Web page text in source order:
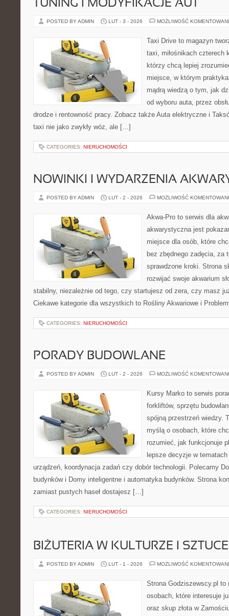
TUNING I MODYFIKACJE AUT
POSTED BY ADMIN LUT - 3 - 2026 MOŻLIWOŚĆ
Taxi Drive to magazyn
taxi, miłośnikach czterech
którzy chcą lepiej
miejsce, w którym
mądrą wiedzą o tym, jak
od wyboru auta, przez
drodze i rentowność pracy. Zobacz także Auta elektryczne i
taxi nie jako zwykły wóz, ale […]
CATEGORIES: NIERUCHOMOŚCI
NOWINKI I WYDARZENIA
POSTED BY ADMIN LUT - 2 - 2026 MOŻLIWOŚĆ
Akwa-Pro to serwis dla
akwarystyczna jest
miejsce dla osób, które
bez zbędnego zadęcia, za
sprawdzone kroki. Strona
rozwijać swoje akwarium
stabilny, niezależnie od tego, czy startujesz od zera, czy masz
Ciekawe kategorie dla wszystkich to Rośliny Akwariowe i
CATEGORIES: NIERUCHOMOŚCI
PORADY BUDOWLANE
POSTED BY ADMIN LUT - 2 - 2026 MOŻLIWOŚĆ
Kursy Marko to serwis
forkliftów, sprzętu
spójną przestrzeń wiedzy.
myślą o osobach, które
rozumieć, jak funkcjonuje
lepsze decyzje w
urządzeń, koordynacja zadań czy dobór technologii. Polecamy
budynków i Domy inteligentne i automatyka budynków. Strona
zamiast pustych haseł dostajesz […]
CATEGORIES: NIERUCHOMOŚCI
BIŻUTERIA W KULTURZE I SZTUCE
POSTED BY ADMIN LUT - 1 - 2026 MOŻLIWOŚĆ
Strona Godziszewscy.pl
osobach, które interesuje
oraz skup złota w